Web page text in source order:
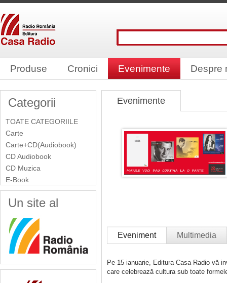
Produse Cronici Evenimente Despre
Categorii
TOATE CATEGORIILE
Carte
Carte+CD(Audiobook)
CD Audiobook
CD Muzica
E-Book
Un site al
Evenimente
Eveniment Multimedia
Pe 15 ianuarie, Editura Casa Radio vă
care celebrează cultura sub toate